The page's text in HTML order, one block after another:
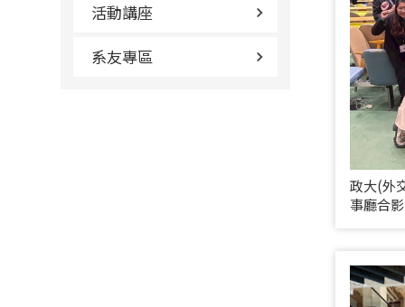
活動講座
系友專區
政大(外
事廳合影